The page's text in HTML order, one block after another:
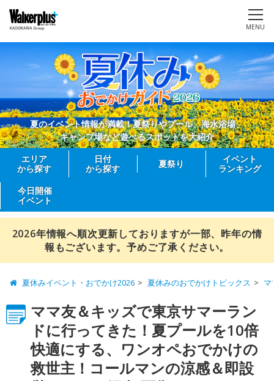
MENU
夏のイベント情報が満載！夏祭りやプール、海水浴場、
キャンプ場など遊べるスポットを大紹介
エリア
から探す
日付
から探す
夏祭り
イベント
ランキング
今日開催
イベント
2026年情報へ順次更新しておりますが一部、昨年の情
報もございます。予めご了承ください。
夏休みイベント・おでかけ2026 夏休みのおでかけトピックス マ
ママ友＆キッズで東京サマーラン
ドに行ってきた！夏プールを10倍
快適にする、ワンオペおでかけの
救世主！コールマンの涼感＆即設